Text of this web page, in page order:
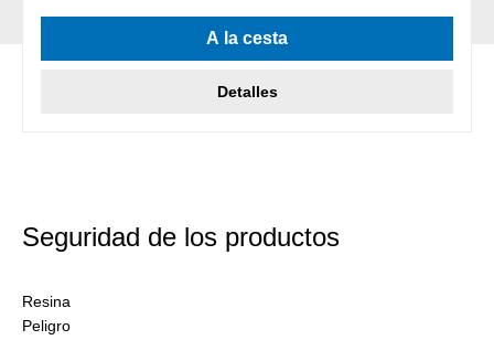
A la cesta
Detalles
Seguridad de los productos
Resina
Peligro